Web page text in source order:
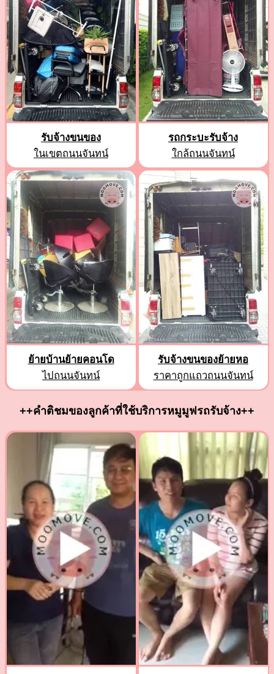
รับจ้างขนของ
ในเขตถนนจันทน์
รถกระบะรับจ้าง
ใกล้ถนนจันทน์
ย้ายบ้านย้ายคอนโด
ไปถนนจันทน์
รับจ้างขนของย้ายหอ
ราคาถูกแถวถนนจันทน์
++คำติชมของลูกค้าที่ใช้บริการหมูมูฟรถรับจ้าง++